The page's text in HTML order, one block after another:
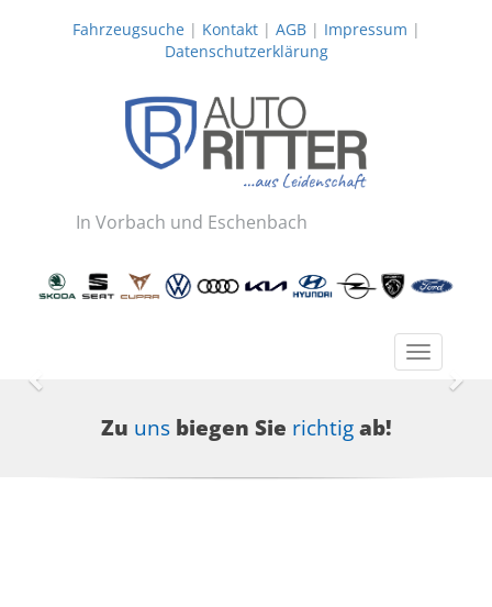
Fahrzeugsuche| Kontakt| AGB| Impressum |
Datenschutzerklärung
In Vorbach und Eschenbach
Toggle
Zurück
Zu unsbiegen Sie richtigab!